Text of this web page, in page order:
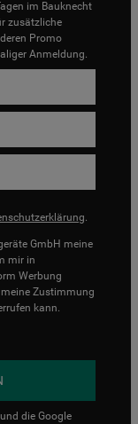
im Bauknecht
zusätzliche
Promo
Anmeldung.
.
GmbH meine
mir in
Werbung
Zustimmung
kann.
die Google